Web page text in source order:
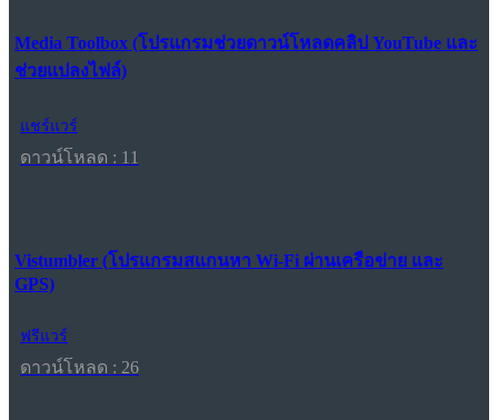
Media Toolbox (โปรแกรมช่วยดาวน์โหลดคลิป YouTube และ
ช่วยแปลงไฟล์)
แชร์แวร์
ดาวน์โหลด : 11
Vistumbler (โปรแกรมสแกนหา Wi-Fi ผ่านเครือข่าย และ
GPS)
ฟรีแวร์
ดาวน์โหลด : 26